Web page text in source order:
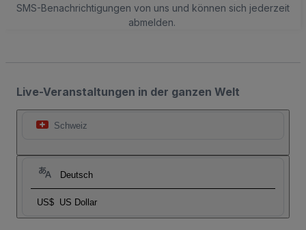
SMS-Benachrichtigungen von uns und können sich jederzeit
abmelden.
Live-Veranstaltungen in der ganzen Welt
Schweiz
Deutsch
US$ US Dollar